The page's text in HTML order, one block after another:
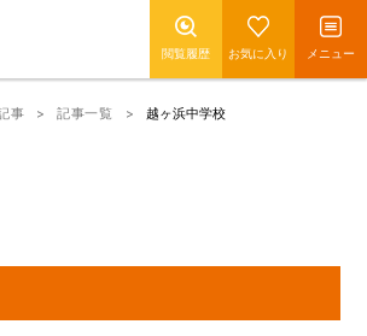
閲覧履歴 お気に入り メニュー
事 記事一覧 越ヶ浜中学校